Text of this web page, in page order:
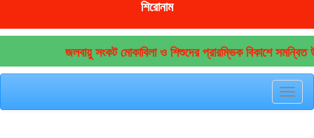
শিরোনাম
জলবায়ু সংকট মোকাবিলা ও শিশুদের প্রারম্ভিক বিকাশে সমন্বিত